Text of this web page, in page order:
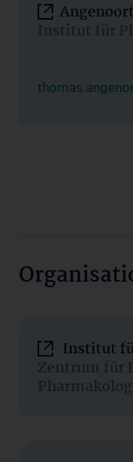
Institut für
Institut
Zentrum für